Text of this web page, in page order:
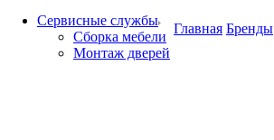
Сервисные службы
Сборка мебели
Монтаж дверей
Главная Бренды